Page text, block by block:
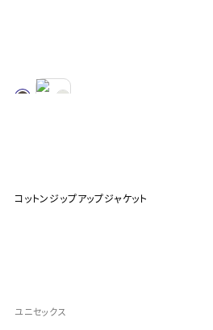
コットンジップアップジャケット
ユニセックス